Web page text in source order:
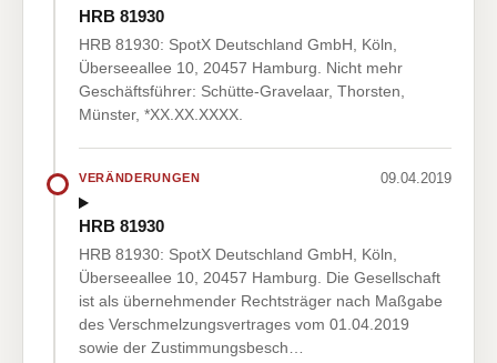
HRB 81930
HRB 81930: SpotX Deutschland GmbH, Köln,
Überseeallee 10, 20457 Hamburg. Nicht mehr
Geschäftsführer: Schütte-Gravelaar, Thorsten,
Münster, *XX.XX.XXXX.
VERÄNDERUNGEN 09.04.2019
HRB 81930
HRB 81930: SpotX Deutschland GmbH, Köln,
Überseeallee 10, 20457 Hamburg. Die Gesellschaft
ist als übernehmender Rechtsträger nach Maßgabe
des Verschmelzungsvertrages vom 01.04.2019
sowie der Zustimmungsbesch…